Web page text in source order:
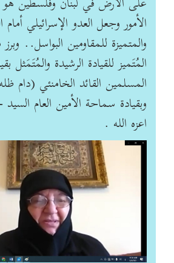
الأمور وجعل العدو الإسرائيلي أمام
والمتميزة للمقاومين البواسل..
المُتَميز للقيادة الرشيدة والمُتَمَثل
المسلمين القائد الخامنئي (دام
وبقيادة سماحة الأمين العام
اعزه الله .